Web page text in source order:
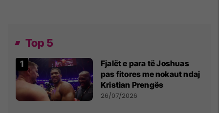
Top 5
Fjalët e para të Joshuas
pas fitores me nokaut ndaj
Kristian Prengës
26/07/2026